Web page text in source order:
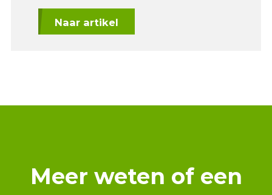
Naar artikel
Meer weten of een